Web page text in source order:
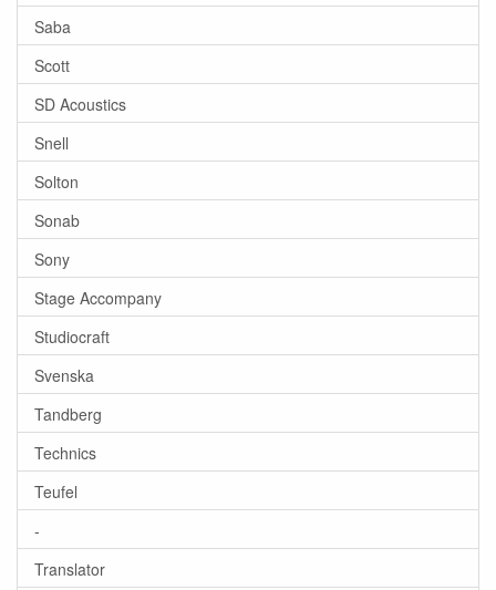
Saba
Scott
SD Acoustics
Snell
Solton
Sonab
Sony
Stage Accompany
Studiocraft
Svenska
Tandberg
Technics
Teufel
-
Translator